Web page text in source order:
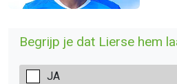
Begrijp je dat Lierse hem
JA